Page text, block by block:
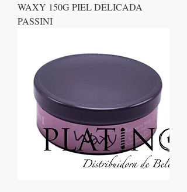
WAXY 150G PIEL DELICADA
PASSINI